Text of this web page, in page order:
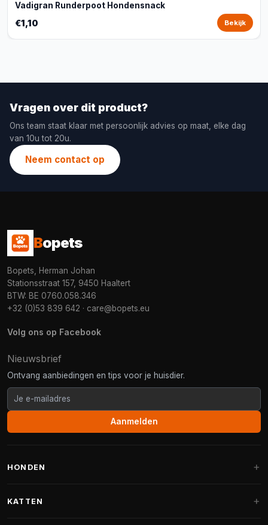
Vadigran Runderpoot Hondensnack
€1,10 Bekijk
Vragen over dit product?
Ons team staat klaar met persoonlijk advies op maat, elke dag
van 10u tot 20u.
Neem contact op
Bopets
Bopets, Herman Johan
Stationsstraat 157, 9450 Haaltert
BTW: BE 0760.058.346
+32 (0)53 839 642 · care@bopets.eu
Volg ons op Facebook
Nieuwsbrief
Ontvang aanbiedingen en tips voor je huisdier.
Aanmelden
HONDEN
KATTEN